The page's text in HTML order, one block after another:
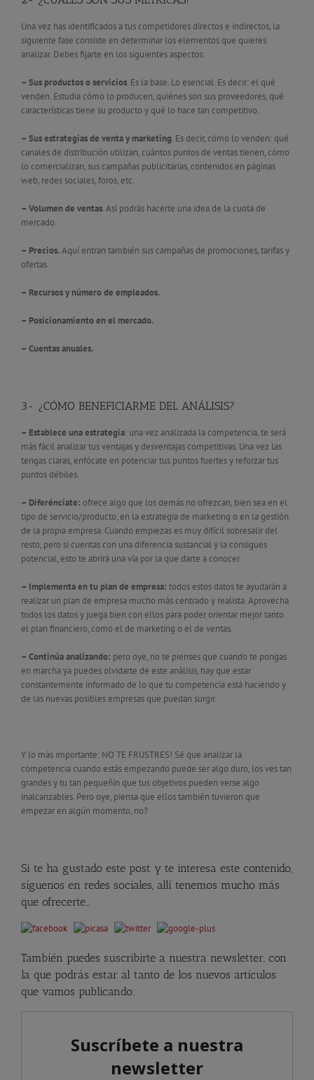
Una vez has identificados a tus competidores directos e indirectos, la
siguiente fase consiste en determinar los elementos que quieres
analizar. Debes fijarte en los siguientes aspectos:
– Sus productos o servicios. Es la base. Lo esencial. Es decir: el qué
venden. Estudia cómo lo producen, quiénes son sus proveedores, qué
características tiene su producto y qué lo hace tan competitivo.
– Sus estrategias de venta y marketing. Es decir, cómo lo venden: qué
canales de distribución utilizan, cuántos puntos de ventas tienen, cómo
lo comercializan, sus campañas publicitarias, contenidos en páginas
web, redes sociales, foros, etc.
– Volumen de ventas. Así podrás hacerte una idea de la cuota de
mercado.
– Precios.Aquí entran también sus campañas de promociones, tarifas y
ofertas.
– Recursos y número de empleados.
– Posicionamiento en el mercado.
– Cuentas anuales.
3- ¿CÓMO BENEFICIARME DEL ANÁLISIS?
– Establece una estrategia: una vez analizada la competencia, te será
más fácil analizar tus ventajas y desventajas competitivas. Una vez las
tengas claras, enfócate en potenciar tus puntos fuertes y reforzar tus
puntos débiles.
– Diferénciate: ofrece algo que los demás no ofrezcan, bien sea en el
tipo de servicio/producto, en la estrategia de marketing o en la gestión
de la propia empresa. Cuando empiezas es muy difícil sobresalir del
resto, pero si cuentas con una diferencia sustancial y la consigues
potencial, esto te abrirá una vía por la que darte a conocer.
– Implementa en tu plan de empresa: todos estos datos te ayudarán a
realizar un plan de empresa mucho más centrado y realista. Aprovecha
todos los datos y juega bien con ellos para poder orientar mejor tanto
el plan financiero, como el de marketing o el de ventas.
– Continúa analizando: pero oye, no te pienses que cuando te pongas
en marcha ya puedes olvidarte de este análisis, hay que estar
constantemente informado de lo que tu competencia está haciendo y
de las nuevas posibles empresas que puedan surgir.
Y lo más importante: NO TE FRUSTRES! Sé que analizar la
competencia cuando estás empezando puede ser algo duro, los ves tan
grandes y tu tan pequeñín que tus objetivos pueden verse algo
inalcanzables. Pero oye, piensa que ellos también tuvieron que
empezar en algún momento, no?
Si te ha gustado este post y te interesa este contenido,
síguenos en redes sociales, allí tenemos mucho más
que ofrecerte…
También puedes suscribirte a nuestra newsletter, con
la que podrás estar al tanto de los nuevos artículos
que vamos publicando: